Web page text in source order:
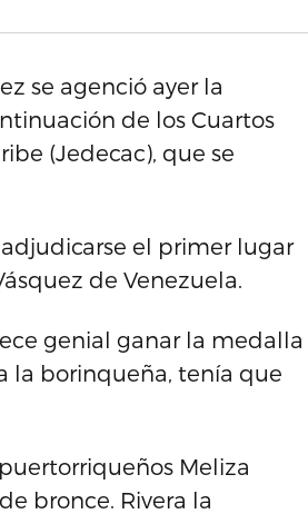
se agenció ayer la
de los Cuartos
(Jedecac), que se
el primer lugar
de Venezuela.
genial ganar la medalla
la borinqueña, tenía que
Meliza
bronce. Rivera la